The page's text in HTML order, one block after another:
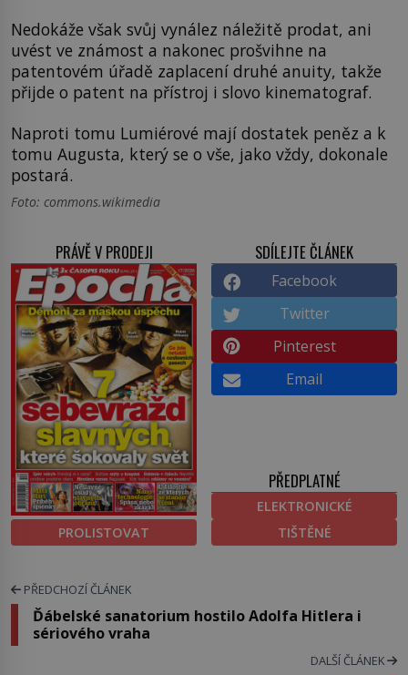
Nedokáže však svůj vynález náležitě prodat, ani
uvést ve známost a nakonec prošvihne na
patentovém úřadě zaplacení druhé anuity, takže
přijde o patent na přístroj i slovo kinematograf.
Naproti tomu Lumiérové mají dostatek peněz a k
tomu Augusta, který se o vše, jako vždy, dokonale
postará.
Foto: commons.wikimedia
PRÁVĚ V PRODEJI
PROLISTOVAT
SDÍLEJTE ČLÁNEK
Facebook
Twitter
Pinterest
Email
PŘEDPLATNÉ
ELEKTRONICKÉ
TIŠTĚNÉ
PŘEDCHOZÍ ČLÁNEK
Ďábelské sanatorium hostilo Adolfa Hitlera i
sériového vraha
DALŠÍ ČLÁNEK